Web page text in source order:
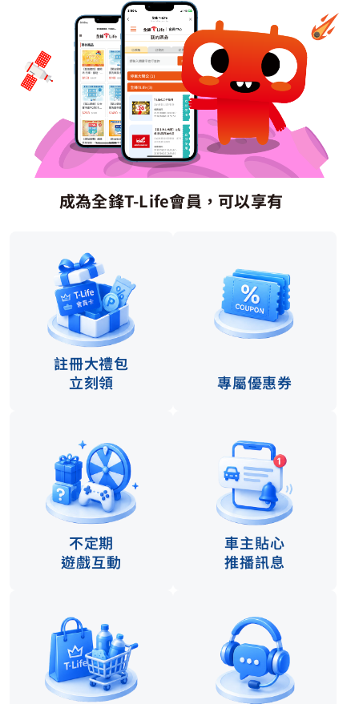
成為全鋒T-Life會員，​可以享有
註冊大禮包
立刻領
專屬優惠券
不定期
遊戲互動
車主貼心
推播訊息